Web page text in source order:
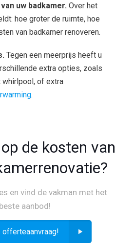
uw badkamer. Over het
hoe groter de ruimte, hoe
van badkamer renoveren.
Tegen een meerprijs heeft u
extra opties, zoals
whirlpool, of extra
.
de kosten van
en vind de vakman met het
beste aanbod!
offerteaanvraag!